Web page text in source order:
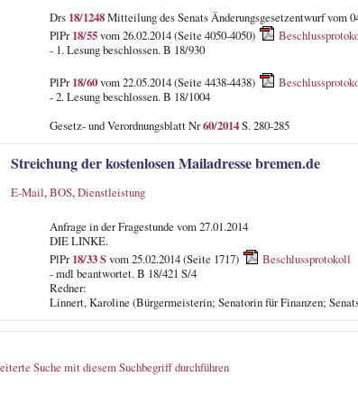
Drs 18/1248Mitteilung des Senats Änderungsgesetzentwurf vom
PlPr18/55vom 26.02.2014 (Seite 4050-4050)
- 1. Lesung beschlossen. B 18/930
PlPr18/60vom 22.05.2014 (Seite 4438-4438)
- 2. Lesung beschlossen. B 18/1004
Gesetz- und Verordnungsblatt Nr60/2014S. 280-285
Streichung der kostenlosen Mailadresse bremen.de
E-Mail,BOS,Dienstleistung
Anfrage in der Fragestunde vom 27.01.2014
DIE LINKE.
PlPr18/33 Svom 25.02.2014 (Seite 1717)
Beschlussprotokoll
- mdl beantwortet. B 18/421 S/4
Redner:
Linnert, Karoline (Bürgermeisterin; Senatorin für Finanzen;
Suche mit diesem Suchbegriff durchführen